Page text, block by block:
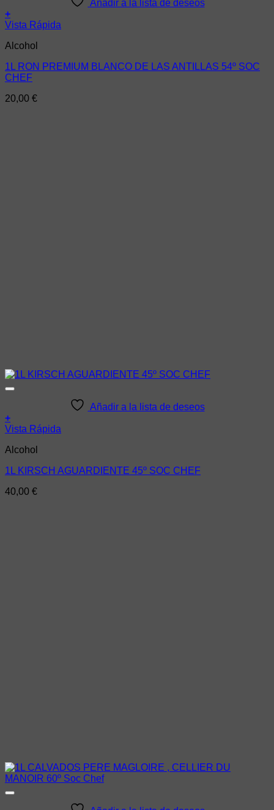
Añadir a la lista de deseos
+
Vista Rápida
Alcohol
1L RON PREMIUM BLANCO DE LAS ANTILLAS 54º SOC
CHEF
20,00 €
Añadir a la lista de deseos
+
Vista Rápida
Alcohol
1L KIRSCH AGUARDIENTE 45º SOC CHEF
40,00 €